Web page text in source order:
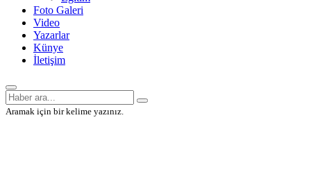
Foto Galeri
Video
Yazarlar
Künye
İletişim
Aramak için bir kelime yazınız.